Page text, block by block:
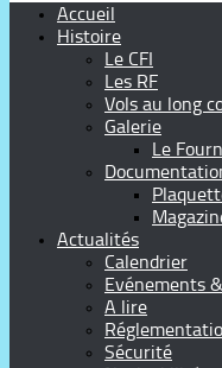
Accueil
Histoire
Le CFI
Les RF
Vols au long
Galerie
Le
Actualités
Calendrier
Evénements
A lire
Sécurité